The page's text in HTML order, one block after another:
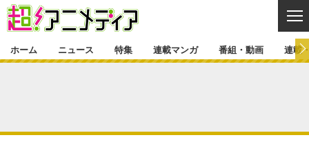
ゲーム・アプリ マンガ
特集一覧 カバー
連載マンガ
ホーム ニュース 特集 連載マンガ 番組・動画 連載